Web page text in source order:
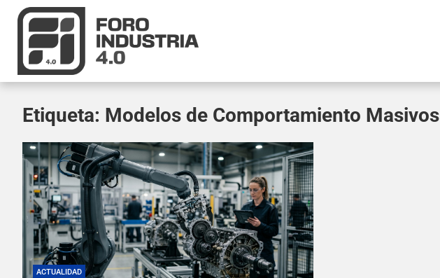
Etiqueta: Modelos de Comportamiento Masivos
ACTUALIDAD